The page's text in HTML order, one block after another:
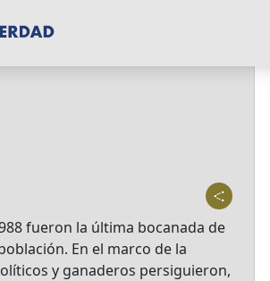
fueron la última bocanada de
En el marco de la
y ganaderos persiguieron,